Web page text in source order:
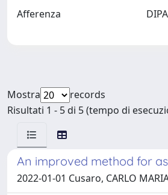
Afferenza
Mostra
records
Risultati 1 - 5 di 5 (tempo di
An improved method for
2022-01-01 Cusaro, CARLO